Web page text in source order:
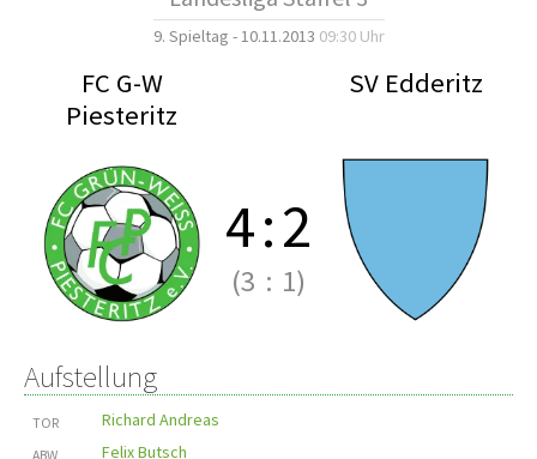
9. Spieltag - 10.11.2013 09:30 Uhr
FC G-W
Piesteritz
SV Edderitz
4:2
(3 : 1)
Aufstellung
TOR Richard Andreas
ABW
Felix Butsch